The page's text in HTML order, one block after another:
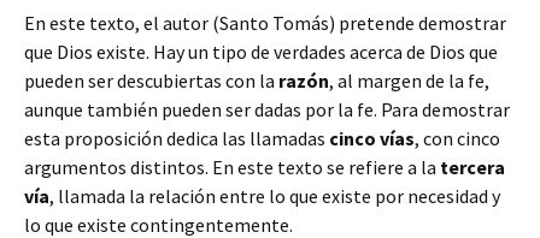
En este texto, el autor (Santo Tomás) pretende demostrar
que Dios existe. Hay un tipo de verdades acerca de Dios que
pueden ser descubiertas con la razón, al margen de la fe,
aunque también pueden ser dadas por la fe. Para demostrar
esta proposición dedica las llamadas cinco vías, con cinco
argumentos distintos. En este texto se refiere a la tercera
vía, llamada la relación entre lo que existe por necesidad y
lo que existe contingentemente.